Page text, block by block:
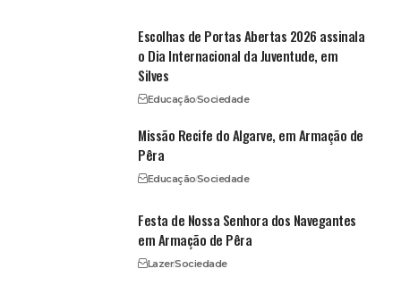
Escolhas de Portas Abertas 2026 assinala
o Dia Internacional da Juventude, em
Silves
EducaçãoSociedade
Missão Recife do Algarve, em Armação de
Pêra
EducaçãoSociedade
Festa de Nossa Senhora dos Navegantes
em Armação de Pêra
LazerSociedade